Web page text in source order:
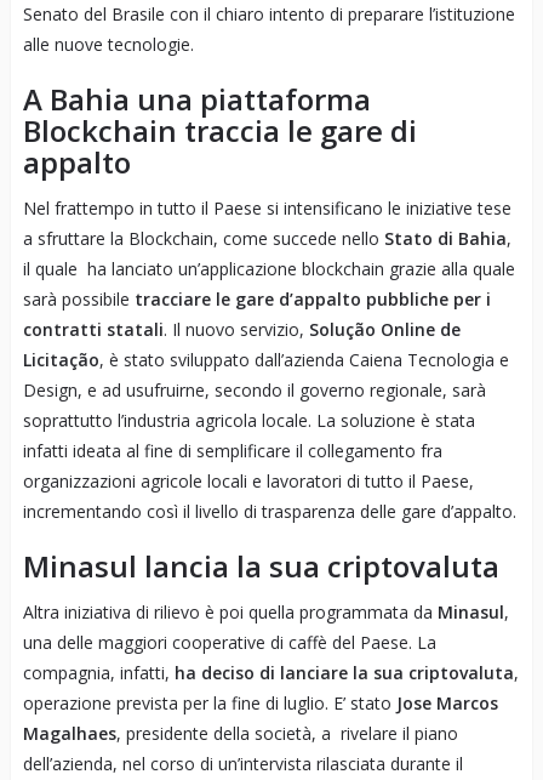
Senato del Brasile con il chiaro intento di preparare l’istituzione
alle nuove tecnologie.
A Bahia una piattaforma
Blockchain traccia le gare di
appalto
Nel frattempo in tutto il Paese si intensificano le iniziative tese
a sfruttare la Blockchain, come succede nello Stato di Bahia,
il quale ha lanciato un’applicazione blockchain grazie alla quale
sarà possibile tracciare le gare d’appalto pubbliche per i
contratti statali. Il nuovo servizio, Solução Online de
Licitação, è stato sviluppato dall’azienda Caiena Tecnologia e
Design, e ad usufruirne, secondo il governo regionale, sarà
soprattutto l’industria agricola locale. La soluzione è stata
infatti ideata al fine di semplificare il collegamento fra
organizzazioni agricole locali e lavoratori di tutto il Paese,
incrementando così il livello di trasparenza delle gare d’appalto.
Minasul lancia la sua criptovaluta
Altra iniziativa di rilievo è poi quella programmata da Minasul,
una delle maggiori cooperative di caffè del Paese. La
compagnia, infatti, ha deciso di lanciare la sua criptovaluta,
operazione prevista per la fine di luglio. E’ stato Jose Marcos
Magalhaes, presidente della società, a rivelare il piano
dell’azienda, nel corso di un’intervista rilasciata durante il